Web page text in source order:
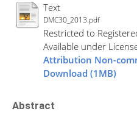
Text
DMC30_2013.pdf
Restricted to
Available under
Attribution Non-
Download (1MB)
Abstract